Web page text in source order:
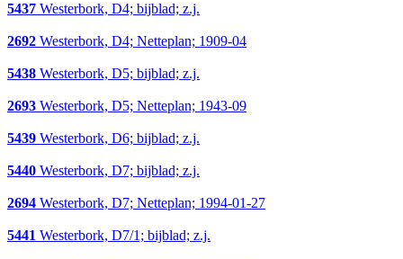
5437 Westerbork, D4; bijblad; z.j.
2692 Westerbork, D4; Netteplan; 1909-04
5438 Westerbork, D5; bijblad; z.j.
2693 Westerbork, D5; Netteplan; 1943-09
5439 Westerbork, D6; bijblad; z.j.
5440 Westerbork, D7; bijblad; z.j.
2694 Westerbork, D7; Netteplan; 1994-01-27
5441 Westerbork, D7/1; bijblad; z.j.